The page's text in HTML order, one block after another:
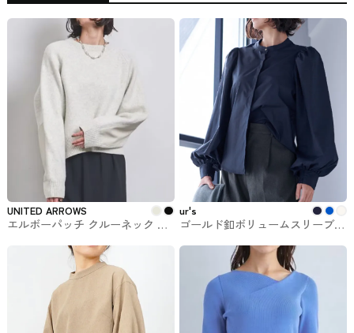
UNITED ARROWS
エルボーパッチ クルーネック ニ
ur's
ゴールド釦ボリュームスリーブバ